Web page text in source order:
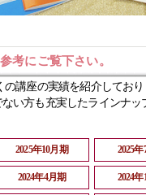
考にご覧下さい。
講座の実績を紹介してお
い方も充実したラインナッ
2025年10月期 2025
2024年4月期 2024